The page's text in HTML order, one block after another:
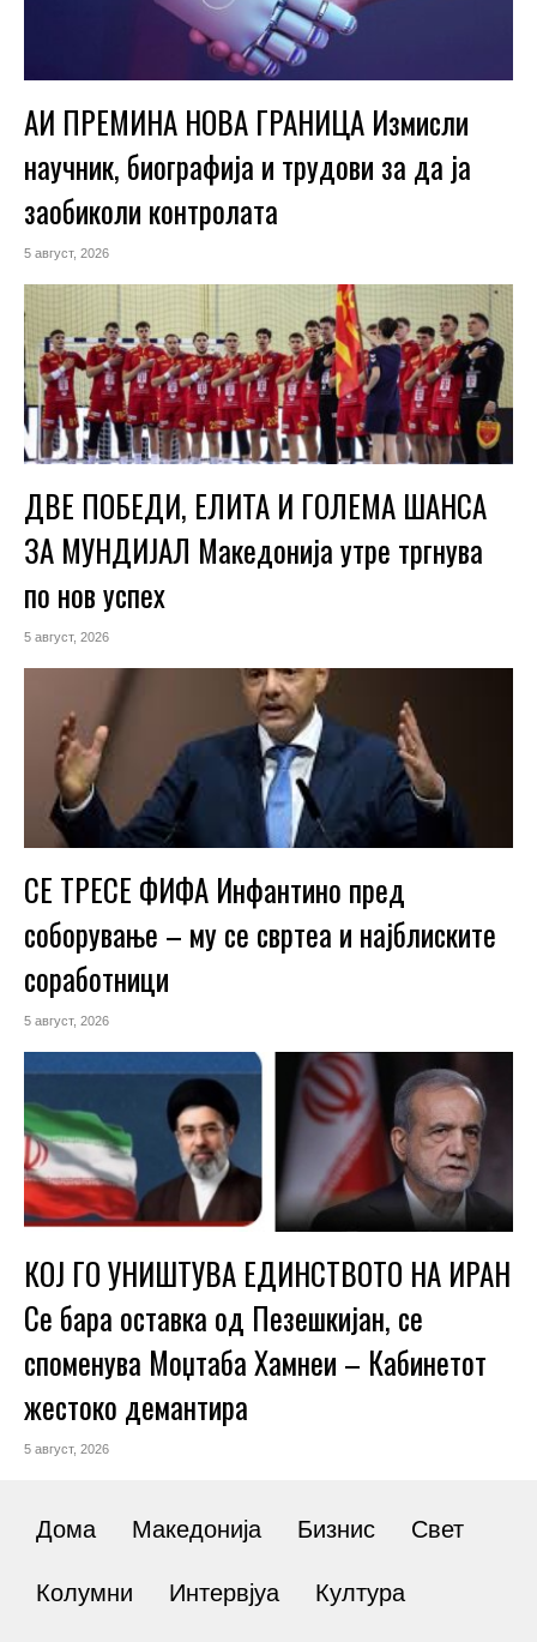
АИ ПРЕМИНА НОВА ГРАНИЦА Измисли
научник, биографија и трудови за да ја
заобиколи контролата
5 август, 2026
ДВЕ ПОБЕДИ, ЕЛИТА И ГОЛЕМА ШАНСА
ЗА МУНДИЈАЛ Македонија утре тргнува
по нов успех
5 август, 2026
СЕ ТРЕСЕ ФИФА Инфантино пред
соборување – му се свртеа и најблиските
соработници
5 август, 2026
КОЈ ГО УНИШТУВА ЕДИНСТВОТО НА ИРАН
Се бара оставка од Пезешкијан, се
споменува Моџтаба Хамнеи – Кабинетот
жестоко демантира
5 август, 2026
Дома Македонија Бизнис Свет
Колумни Интервјуа Култура